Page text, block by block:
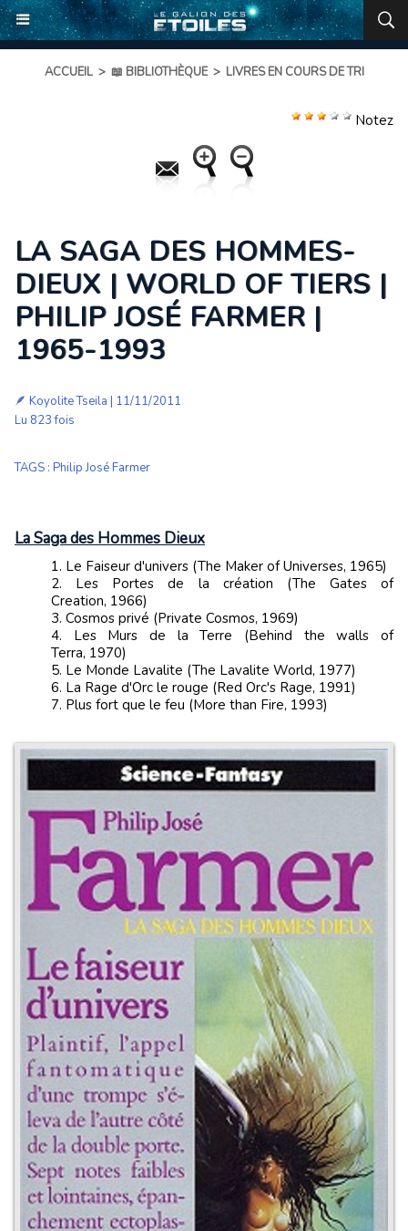
ACCUEIL > 📖 BIBLIOTHÈQUE > LIVRES EN COURS DE TRI
Notez
LA SAGA DES HOMMES-
DIEUX | WORLD OF TIERS |
PHILIP JOSÉ FARMER |
1965-1993
🪶 Koyolite Tseila | 11/11/2011
Lu 823 fois
TAGS : Philip José Farmer
La Saga des Hommes Dieux
Le Faiseur d'univers (The Maker of Universes, 1965)
Les Portes de la création (The Gates of
Creation, 1966)
Cosmos privé (Private Cosmos, 1969)
Les Murs de la Terre (Behind the walls of
Terra, 1970)
Le Monde Lavalite (The Lavalite World, 1977)
La Rage d'Orc le rouge (Red Orc's Rage, 1991)
Plus fort que le feu (More than Fire, 1993)